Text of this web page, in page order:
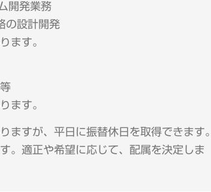
開発業務
の設計開発
ます。
ます。
すが、平日に振替休日を取得できます。
。適正や希望に応じて、配属を決定しま